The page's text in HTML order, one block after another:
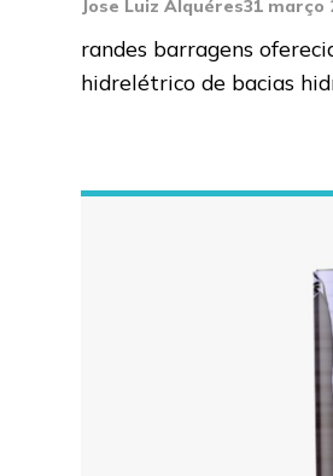
Jose Luiz Alquéres31 março
randes barragens
hidrelétrico de bacias